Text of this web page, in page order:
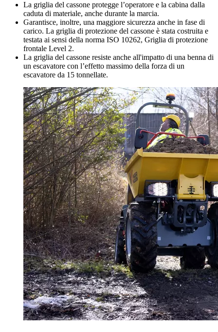
La griglia del cassone protegge l’operatore e la cabina dalla
caduta di materiale, anche durante la marcia.
Garantisce, inoltre, una maggiore sicurezza anche in fase di
carico. La griglia di protezione del cassone è stata costruita e
testata ai sensi della norma ISO 10262, Griglia di protezione
frontale Level 2.
La griglia del cassone resiste anche all'impatto di una benna di
un escavatore con l’effetto massimo della forza di un
escavatore da 15 tonnellate.